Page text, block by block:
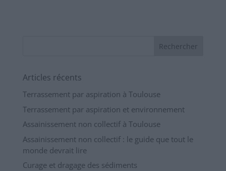
Articles récents
Terrassement par aspiration à Toulouse
Terrassement par aspiration et environnement
Assainissement non collectif à Toulouse
Assainissement non collectif : le guide que tout le
monde devrait lire
Curage et dragage des sédiments